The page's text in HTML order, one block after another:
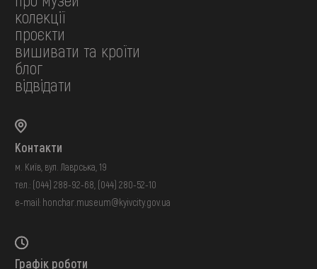
колекції
проєкти
вишивати та кроїти
блог
відвідати
Контакти
м. Київ, вул. Лаврська, 19
тел.: (044) 288-92-68 (044) 280-52-10
e-mail: honchar.museum@kyivcity.gov.ua
Графік роботи